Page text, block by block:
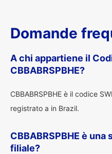
Domande
A chi appartiene il
CBBABRSPBHE?
CBBABRSPBHE è il codice
registrato a in Brazil.
CBBABRSPBHE è
filiale?